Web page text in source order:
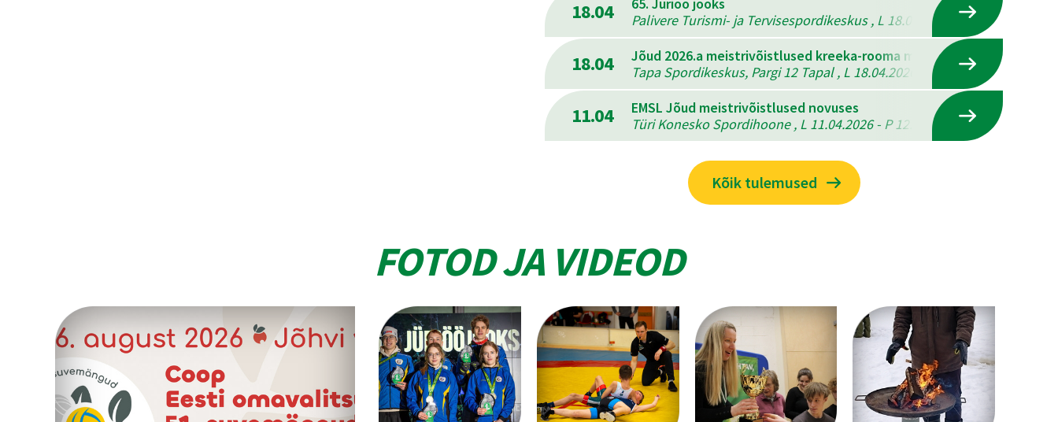
18.04
Palivere Turismi- ja Tervisespordikeskus , L 18.04.2026 - P 19.04.2026
18.04
Jõud 2026.a meistrivõistlused kreeka-rooma maadluses,
Tapa Spordikeskus, Pargi 12 Tapal , L 18.04.2026
11.04
EMSL Jõud meistrivõistlused novuses
Türi Konesko Spordihoone , L 11.04.2026 - P 12.04.2026
Kõik tulemused
FOTOD JA VIDEOD